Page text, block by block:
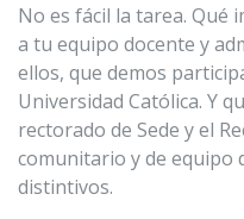
No es fácil la tarea. Qué
a tu equipo docente y
ellos, que demos
Universidad Católica. Y
rectorado de Sede y el
comunitario y de equipo
distintivos.